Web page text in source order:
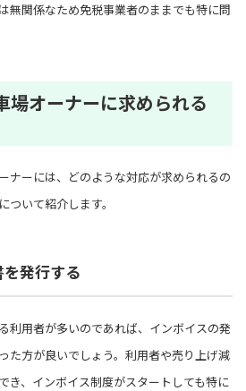
無関係なため免税事業者のままでも特に問
場オーナーに求められる
ナーには、どのような対応が求められるの
いて紹介します。
発行する
利用者が多いのであれば、インボイスの発
た方が良いでしょう。利用者や売り上げ減
き、インボイス制度がスタートしても特に